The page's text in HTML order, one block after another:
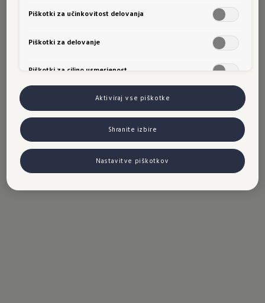
Piškotki za učinkovitost delovanja
Piškotki za delovanje
Piškotki za ciljno usmerjenost
Aktiviraj vse piškotke
Shranite izbire
Nastavitve piškotkov